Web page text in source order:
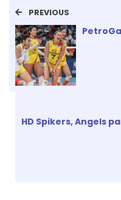
PREVIOUS
HD Spikers, Angels